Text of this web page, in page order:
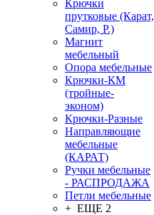
Крючки
прутковые (Карат,
Самир, Р.)
Магнит
мебельный
Опора мебельные
Крючки-КМ
(тройные-
эконом)
Крючки-Разные
Направляющие
мебельные
(КАРАТ)
Ручки мебельные
- РАСПРОДАЖА
Петли мебельные
+ ЕЩЕ 2